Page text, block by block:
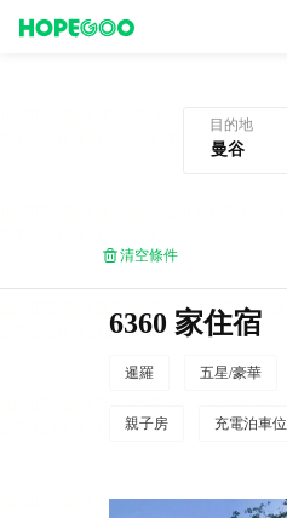
目的地
清空條件
6360 家住宿
暹羅 五星/豪華
親子房 充電泊車位